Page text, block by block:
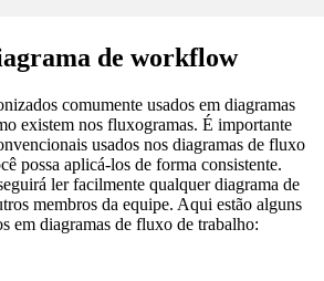
de workflow
comumente usados em diagramas
existem nos fluxogramas. É importante
usados nos diagramas de fluxo
possa aplicá-los de forma consistente.
ler facilmente qualquer diagrama de
membros da equipe. Aqui estão alguns
em diagramas de fluxo de trabalho: